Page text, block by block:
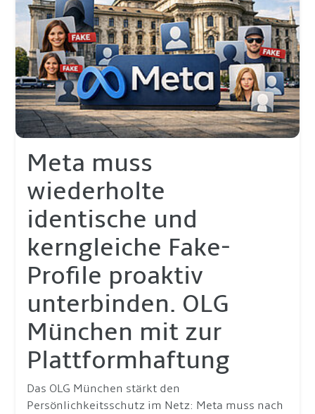
Meta muss
wiederholte
identische und
kerngleiche Fake-
Profile proaktiv
unterbinden. OLG
München mit zur
Plattformhaftung
Das OLG München stärkt den
Persönlichkeitsschutz im Netz: Meta muss nach